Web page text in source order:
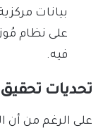
بيانات
على نظام
فيه.
تحديات تحقيق
على الرغم من أن